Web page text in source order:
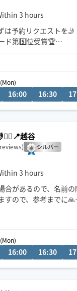
3 hours
予約リクエストを🤳
ド第5️⃣位受賞🏆
京・千葉・埼玉・神
ディ・フットケア/ヘ
ちの僕の手で癒します
資格 など
16:00 16:30
越谷
シルバー
3 hours
合があるので、名前
すので、参考までに🙏
分〜90分程度到着時
絡またご確認させて
致します🙏
16:00 16:30